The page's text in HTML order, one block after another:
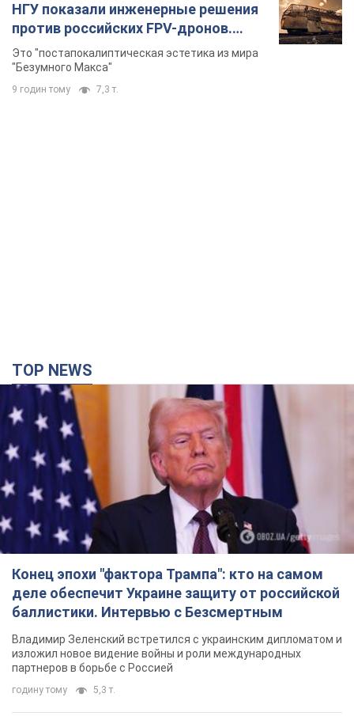
НГУ показали инженерные решения
против российских FPV-дронов.
Фото
Это "постапокалиптическая эстетика из мира
"Безумного Макса"
9 годин тому 7,3 т.
TOP NEWS
Конец эпохи "фактора Трампа": кто на самом
деле обеспечит Украине защиту от российской
баллистики. Интервью с Безсмертным
Владимир Зеленский встретился с украинским дипломатом и
изложил новое видение войны и роли международных
партнеров в борьбе с Россией
годину тому 5,3 т.